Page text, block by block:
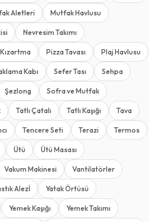
Aletleri Mutfak Havlusu
Nevresim Takımı
Pizza Tavası Plaj Havlusu
Kabı Sefer Tası Sehpa
Şezlong Sofra ve Mutfak
Tatlı Çatalı Tatlı Kaşığı Tava
Tencere Seti Terazi Termos
Ütü Ütü Masası
Vakum Makinesi Vantilatörler
Alezİ Yatak Örtüsü
Yemek Kaşığı Yemek Takımı